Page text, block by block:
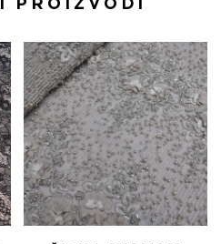
PROIZVODI